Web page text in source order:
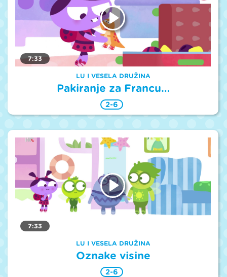
7:33
LU I VESELA DRUŽINA
Pakiranje za Francu…
2-6
7:33
LU I VESELA DRUŽINA
Oznake visine
2-6